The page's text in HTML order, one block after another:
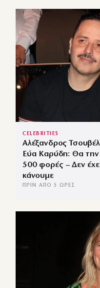
CELEBRITIES
Αλέξανδρος
Εύα Καρύδη: Θα την
500 φορές – Δεν
κάνουμε
ΠΡΙΝ ΑΠΌ 5 ΏΡΕΣ